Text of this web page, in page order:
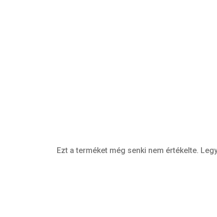
Ezt a terméket még senki nem értékelte.